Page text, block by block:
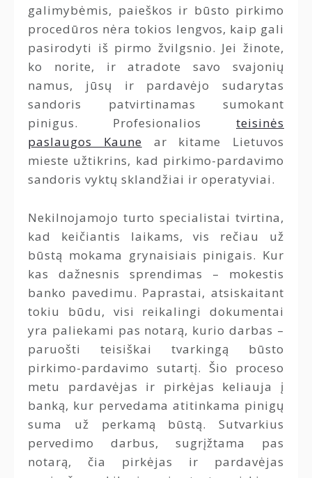
galimybėmis, paieškos ir būsto pirkimo
procedūros nėra tokios lengvos, kaip gali
pasirodyti iš pirmo žvilgsnio. Jei žinote,
ko norite, ir atradote savo svajonių
namus, jūsų ir pardavėjo sudarytas
sandoris patvirtinamas sumokant
pinigus. Profesionalios teisinės
paslaugos Kaune ar kitame Lietuvos
mieste užtikrins, kad pirkimo-pardavimo
sandoris vyktų sklandžiai ir operatyviai.
Nekilnojamojo turto specialistai tvirtina,
kad keičiantis laikams, vis rečiau už
būstą mokama grynaisiais pinigais. Kur
kas dažnesnis sprendimas – mokestis
banko pavedimu. Paprastai, atsiskaitant
tokiu būdu, visi reikalingi dokumentai
yra paliekami pas notarą, kurio darbas –
paruošti teisiškai tvarkingą būsto
pirkimo-pardavimo sutartį. Šio proceso
metu pardavėjas ir pirkėjas keliauja į
banką, kur pervedama atitinkama pinigų
suma už perkamą būstą. Sutvarkius
pervedimo darbus, sugrįžtama pas
notarą, čia pirkėjas ir pardavėjas